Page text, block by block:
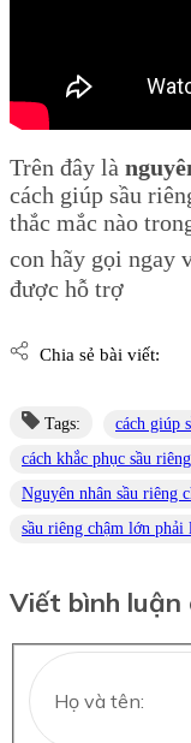
Trên đây là
cách giúp sầu
thắc mắc nào
con hãy gọi ngay
được hỗ trợ
Chia sẻ bài viết:
Tags:
cách giúp
cách khắc phục sầu
Nguyên nhân sầu riêng
sầu riêng chậm lớn phải
Viết bình luận